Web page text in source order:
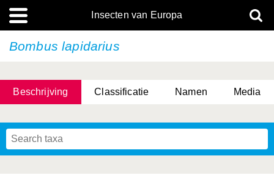
Insecten van Europa
Bombus lapidarius
Beschrijving Classificatie Namen Media